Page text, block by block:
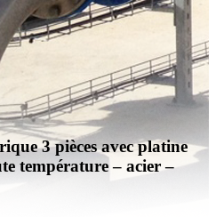
3 pièces avec platine
température – acier –